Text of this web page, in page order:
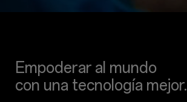
Empoderar al mundo
con una tecnología mejor.